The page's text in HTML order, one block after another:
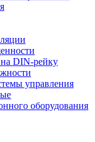
DIN-рейку
управления
оборудования